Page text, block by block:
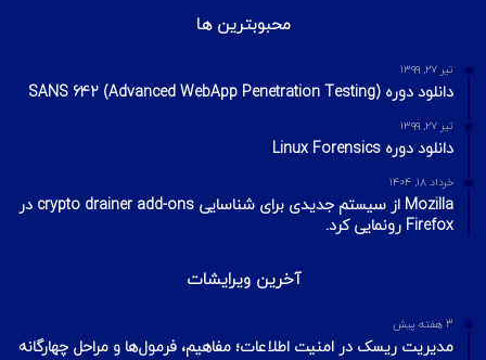
محبوبترین ها
تیر ۲۷, ۱۳۹۹
دانلود دوره SANS 642 (Advanced WebApp Penetration Testing)
تیر ۲۷, ۱۳۹۹
دانلود دوره Linux Forensics
خرداد ۱۸, ۱۴۰۴
Mozilla از سیستم جدیدی برای شناسایی crypto drainer add-ons در
Firefox رونمایی کرد.
آخرین ویرایشات
3 هفته پیش
مدیریت ریسک در امنیت اطلاعات؛ مفاهیم، فرمول‌ها و مراحل چهارگانه